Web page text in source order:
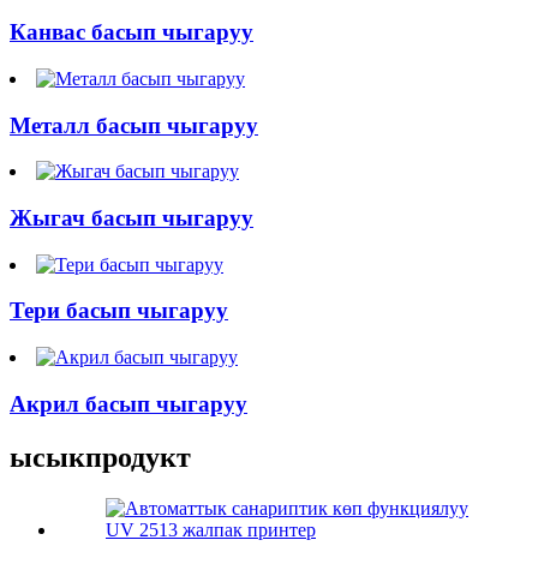
Канвас басып чыгаруу
Металл басып чыгаруу
Жыгач басып чыгаруу
Тери басып чыгаруу
Акрил басып чыгаруу
ысыкпродукт